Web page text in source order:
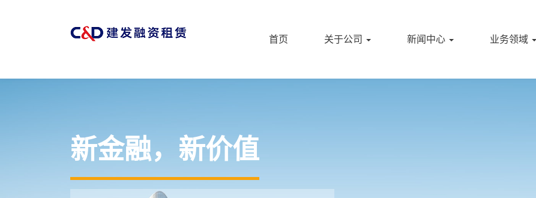
首页 关于公司 新闻中心 业务领域
新金融，新价值